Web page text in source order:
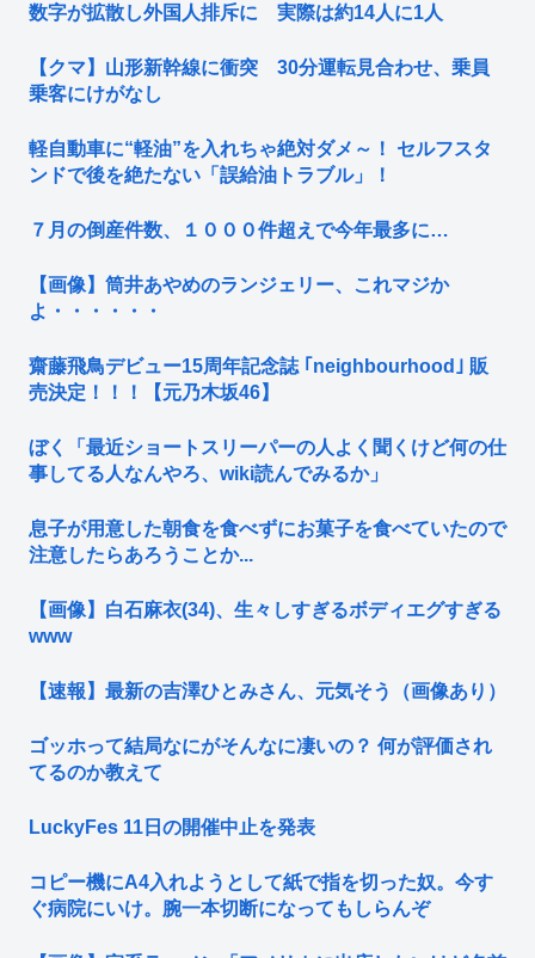
数字が拡散し外国人排斥に 実際は約14人に1人
【クマ】山形新幹線に衝突 30分運転見合わせ、乗員
乗客にけがなし
軽自動車に“軽油”を入れちゃ絶対ダメ～！ セルフスタ
ンドで後を絶たない「誤給油トラブル」！
７月の倒産件数、１０００件超えで今年最多に…
【画像】筒井あやめのランジェリー、これマジか
よ・・・・・・
齋藤飛鳥デビュー15周年記念誌 ｢neighbourhood｣ 販
売決定！！！【元乃木坂46】
ぼく「最近ショートスリーパーの人よく聞くけど何の仕
事してる人なんやろ、wiki読んでみるか」
息子が用意した朝食を食べずにお菓子を食べていたので
注意したらあろうことか...
【画像】白石麻衣(34)、生々しすぎるボディエグすぎる
www
【速報】最新の吉澤ひとみさん、元気そう（画像あり）
ゴッホって結局なにがそんなに凄いの？ 何が評価され
てるのか教えて
LuckyFes 11日の開催中止を発表
コピー機にA4入れようとして紙で指を切った奴。今す
ぐ病院にいけ。腕一本切断になってもしらんぞ